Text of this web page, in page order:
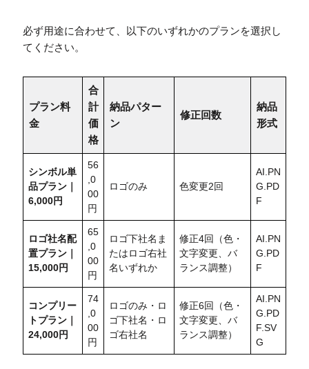
必ず用途に合わせて、以下のいずれかのプランを選択し
てください。
プラン料
金
合
計
価
格
納品パター
ン
修正回数
納品
形式
シンボル単
品プラン｜
6,000円
56
,0
00
円
ロゴのみ 色変更2回
AI.PN
G.PD
F
ロゴ社名配
置プラン｜
15,000円
65
,0
00
円
ロゴ下社名ま
たはロゴ右社
名いずれか
修正4回（色・
文字変更、バ
ランス調整）
AI.PN
G.PD
F
コンプリー
トプラン｜
24,000円
74
,0
00
円
ロゴのみ・ロ
ゴ下社名・ロ
ゴ右社名
修正6回（色・
文字変更、バ
ランス調整）
AI.PN
G.PD
F.SV
G